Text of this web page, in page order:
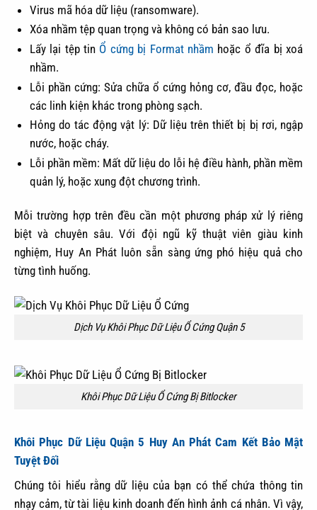
Virus mã hóa dữ liệu (ransomware).
Xóa nhầm tệp quan trọng và không có bản sao lưu.
Lấy lại tệp tin Ổ cứng bị Format nhầm hoặc ổ đĩa bị xoá
nhầm.
Lỗi phần cứng: Sửa chữa ổ cứng hỏng cơ, đầu đọc, hoặc
các linh kiện khác trong phòng sạch.
Hỏng do tác động vật lý: Dữ liệu trên thiết bị bị rơi, ngập
nước, hoặc cháy.
Lỗi phần mềm: Mất dữ liệu do lỗi hệ điều hành, phần mềm
quản lý, hoặc xung đột chương trình.
Mỗi trường hợp trên đều cần một phương pháp xử lý riêng
biệt và chuyên sâu. Với đội ngũ kỹ thuật viên giàu kinh
nghiệm, Huy An Phát luôn sẵn sàng ứng phó hiệu quả cho
từng tình huống.
Dịch Vụ Khôi Phục Dữ Liệu Ổ Cứng Quận 5
Khôi Phục Dữ Liệu Ổ Cứng Bị Bitlocker
Khôi Phục Dữ Liệu Quận 5 Huy An Phát Cam Kết Bảo Mật
Tuyệt Đối
Chúng tôi hiểu rằng dữ liệu của bạn có thể chứa thông tin
nhạy cảm, từ tài liệu kinh doanh đến hình ảnh cá nhân. Vì vậy,